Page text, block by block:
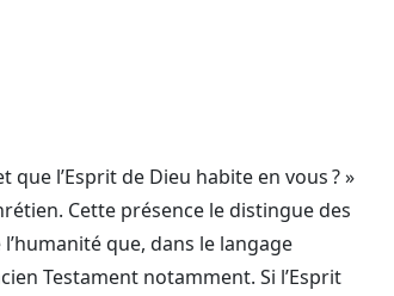
l’Esprit de Dieu habite en vous ? »
Cette présence le distingue des
que, dans le langage
Testament notamment. Si l’Esprit